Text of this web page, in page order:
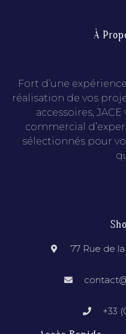
À
Fort d’une
réalisation de vos
accessoires,
commercial
sélectionnés pour
77 Rue de
+33